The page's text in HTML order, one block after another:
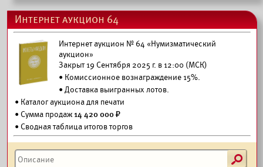
Интернет аукцион 64
Интернет аукцион № 64 «Нумизматический
аукцион»
Закрыт 19 Сентября 2025 г. в 12:00 (МСК)
• Комиссионное вознаграждение 15%.
•Доставка выигранных лотов.
• Каталог аукциона для печати
• Сумма продаж14 420 000 ₽
• Сводная таблица итогов торгов
s